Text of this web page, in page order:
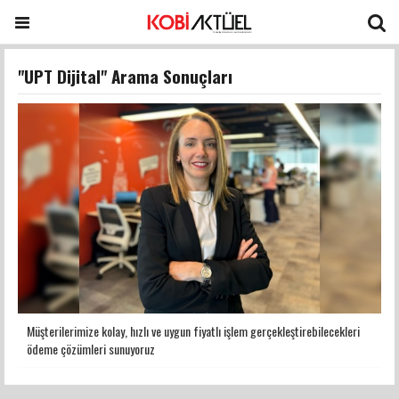
"UPT Dijital" Arama Sonuçları
Müşterilerimize kolay, hızlı ve uygun fiyatlı işlem gerçekleştirebilecekleri
ödeme çözümleri sunuyoruz